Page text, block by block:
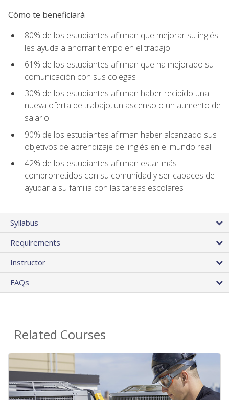
Cómo te beneficiará
80% de los estudiantes afirman que mejorar su inglés
les ayuda a ahorrar tiempo en el trabajo
61% de los estudiantes afirman que ha mejorado su
comunicación con sus colegas
30% de los estudiantes afirman haber recibido una
nueva oferta de trabajo, un ascenso o un aumento de
salario
90% de los estudiantes afirman haber alcanzado sus
objetivos de aprendizaje del inglés en el mundo real
42% de los estudiantes afirman estar más
comprometidos con su comunidad y ser capaces de
ayudar a su familia con las tareas escolares
Syllabus
Requirements
Instructor
FAQs
Related Courses